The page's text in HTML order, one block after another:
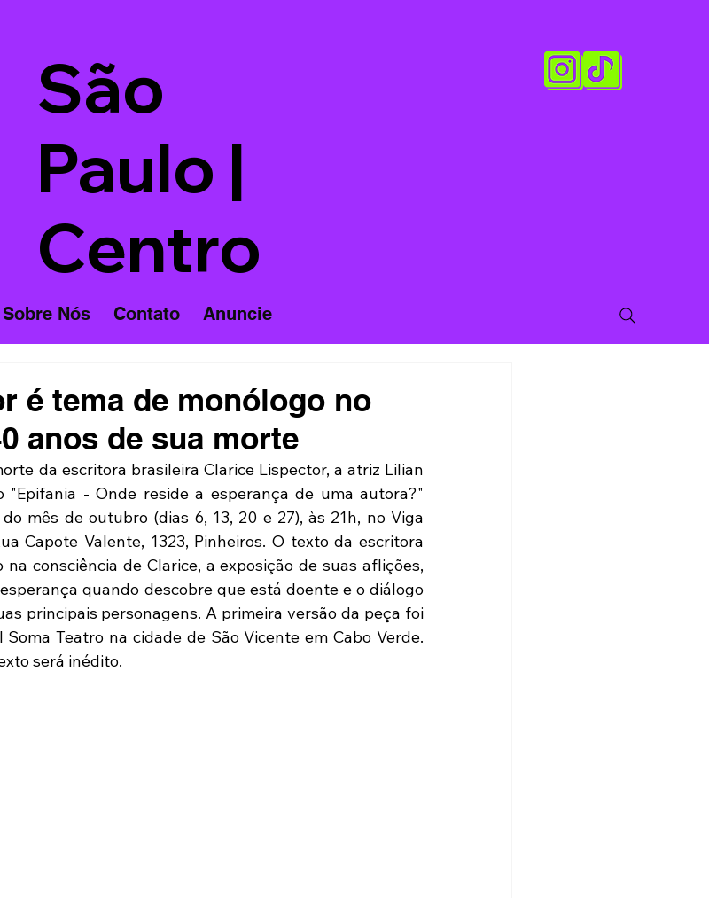
São
Paulo |
Centro
Sobre Nós Contato Anuncie
é tema de monólogo no
anos de sua morte
da escritora brasileira Clarice Lispector, a atriz Lilian
"Epifania - Onde reside a esperança de uma autora?"
mês de outubro (dias 6, 13, 20 e 27), às 21h, no Viga
Capote Valente, 1323, Pinheiros. O texto da escritora
consciência de Clarice, a exposição de suas aflições,
quando descobre que está doente e o diálogo
principais personagens. A primeira versão da peça foi
Teatro na cidade de São Vicente em Cabo Verde.
será inédito.